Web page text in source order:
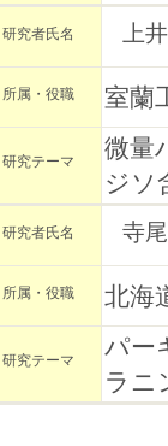
研究者氏名 上
所属・役職 室蘭
研究テーマ
微量
ジソ
研究者氏名 寺
所属・役職 北海
研究テーマ
パー
ラニ